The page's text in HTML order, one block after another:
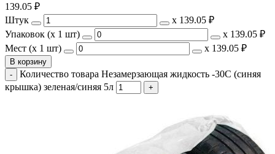
139.05 ₽
Штук
х 139.05 ₽
Упаковок (x 1 шт)
х 139.05 ₽
Мест (x 1 шт)
х 139.05 ₽
В корзину
Количество товара Незамерзающая жидкость -30C (синяя
крышка) зеленая/синяя 5л